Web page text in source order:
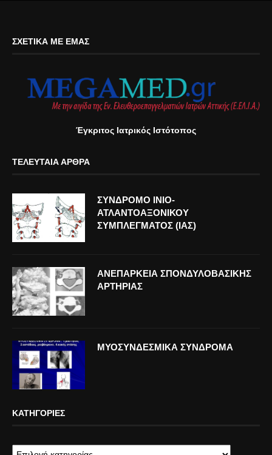
ΣΧΕΤΙΚΆ ΜΕ ΕΜΆΣ
Έγκριτος Ιατρικός Ιστότοπος
ΤΕΛΕΥΤΑΊΑ ΆΡΘΡΑ
ΣΥΝΔΡΟΜΟ ΙΝΙΟ-
ΑΤΛΑΝΤΟΑΞΟΝΙΚΟΥ
ΣΥΜΠΛΕΓΜΑΤΟΣ (ΙΑΣ)
ΑΝΕΠΑΡΚΕΙΑ ΣΠΟΝΔΥΛΟΒΑΣΙΚΗΣ
ΑΡΤΗΡΙΑΣ
ΜΥΟΣΥΝΔΕΣΜΙΚΑ ΣΥΝΔΡΟΜΑ
ΚΑΤΗΓΟΡΊΕΣ